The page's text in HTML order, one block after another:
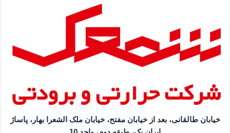
خیابان طالقانی، بعد از خیابان مفتح، خیابان ملک الشعرا بهار، پاساژ